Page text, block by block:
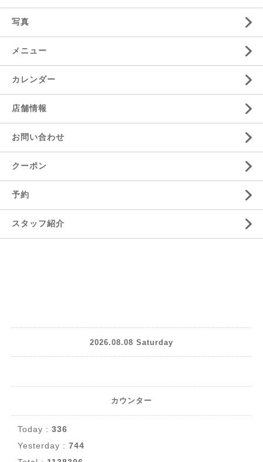
写真
メニュー
カレンダー
店舗情報
お問い合わせ
クーポン
予約
スタッフ紹介
2026.08.08 Saturday
カウンター
Today : 336
Yesterday : 744